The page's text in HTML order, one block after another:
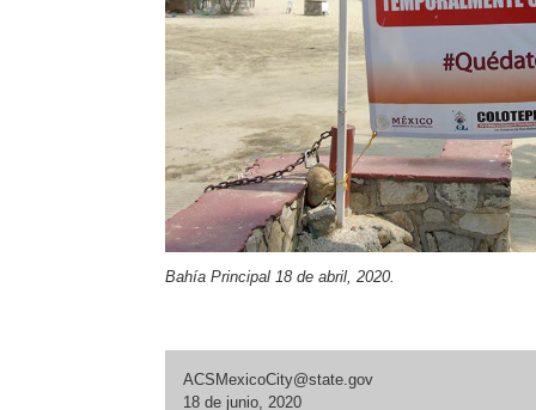
Bahía Principal 18 de abril, 2020.
ACSMexicoCity@state.gov
18 de junio, 2020